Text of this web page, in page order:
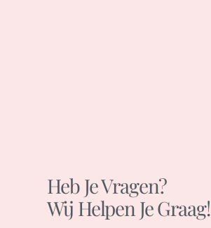
Heb Je Vragen?
Wij Helpen Je Graag!